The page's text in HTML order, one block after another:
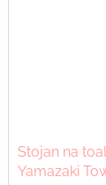
Stojan na
Yamazaki